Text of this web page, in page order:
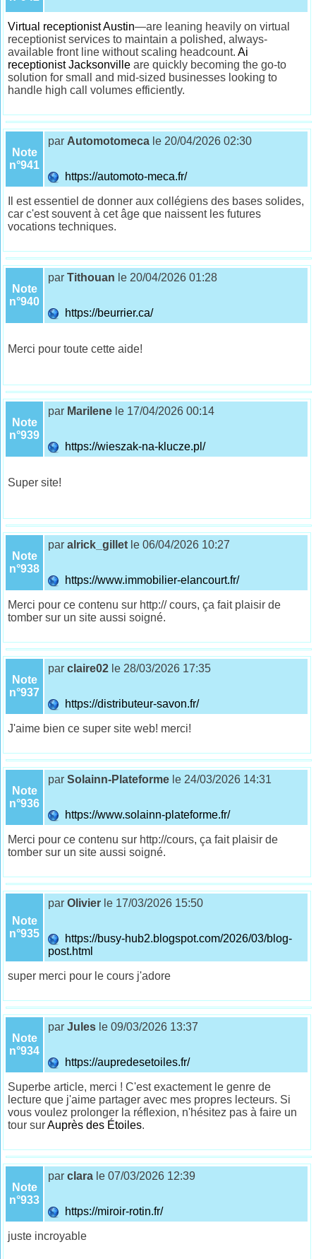
Virtual receptionist Austin—are leaning heavily on virtual
receptionist services to maintain a polished, always-
available front line without scaling headcount.Ai
receptionist Jacksonville are quickly becoming the go-to
solution for small and mid-sized businesses looking to
handle high call volumes efficiently.
Note
n°941
par Automotomeca le 20/04/2026 02:30
https://automoto-meca.fr/
Il est essentiel de donner aux collégiens des bases solides,
car c'est souvent à cet âge que naissent les futures
vocations techniques.
Note
n°940
parTithouan le 20/04/2026 01:28
https://beurrier.ca/
Merci pour toute cette aide!
Note
n°939
par Marilene le 17/04/2026 00:14
https://wieszak-na-klucze.pl/
Super site!
Note
n°938
paralrick_gillet le 06/04/2026 10:27
https://www.immobilier-elancourt.fr/
Merci pour ce contenu sur http:// cours, ça fait plaisir de
tomber sur un site aussi soigné.
Note
n°937
parclaire02 le 28/03/2026 17:35
https://distributeur-savon.fr/
J'aime bien ce super site web! merci!
Note
n°936
parSolainn-Plateforme le 24/03/2026 14:31
https://www.solainn-plateforme.fr/
Merci pour ce contenu sur http://cours, ça fait plaisir de
tomber sur un site aussi soigné.
Note
n°935
parOlivier le 17/03/2026 15:50
https://busy-hub2.blogspot.com/2026/03/blog-
post.html
super merci pour le cours j'adore
Note
n°934
parJules le 09/03/2026 13:37
https://aupredesetoiles.fr/
Superbe article, merci ! C'est exactement le genre de
lecture que j'aime partager avec mes propres lecteurs. Si
vous voulez prolonger la réflexion, n'hésitez pas à faire un
tour surAuprès des Étoiles.
Note
n°933
parclara le 07/03/2026 12:39
https://miroir-rotin.fr/
juste incroyable